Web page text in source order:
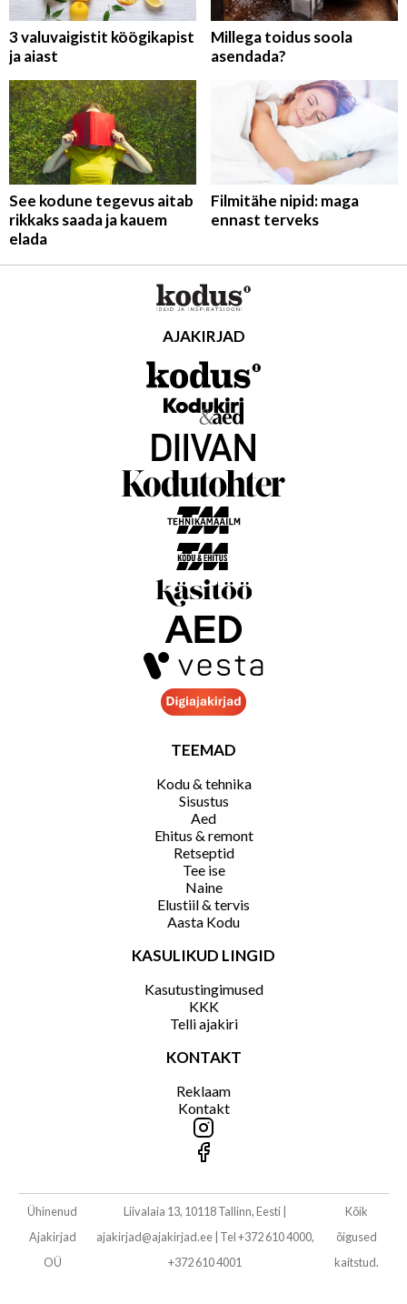
3 valuvaigistit köögikapist
ja aiast
Millega toidus soola
asendada?
See kodune tegevus aitab
rikkaks saada ja kauem
elada
Filmitähe nipid: maga
ennast terveks
AJAKIRJAD
TEEMAD
Kodu & tehnika
Sisustus
Aed
Ehitus & remont
Retseptid
Tee ise
Naine
Elustiil & tervis
Aasta Kodu
KASULIKUD LINGID
Kasutustingimused
KKK
Telli ajakiri
KONTAKT
Reklaam
Kontakt
Ühinenud
Ajakirjad
OÜ
Liivalaia 13, 10118 Tallinn, Eesti
ajakirjad@ajakirjad.ee| Tel +372 610 4000,
+372 610 4001
Kõik
õigused
kaitstud.